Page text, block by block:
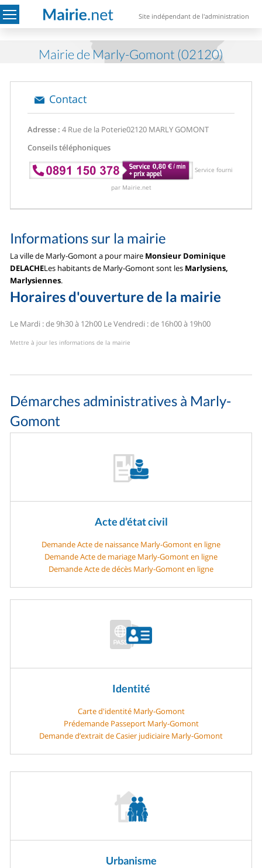
Site indépendant de l'administration
Mairie de Marly-Gomont (02120)
Contact
Adresse : 4 Rue de la Poterie02120 MARLY GOMONT
Conseils téléphoniques
Service fourni
par Mairie.net
Informations sur la mairie
La ville de Marly-Gomont a pour maire Monsieur Dominique
DELACHELes habitants de Marly-Gomont sont les Marlysiens,
Marlysiennes.
Horaires d'ouverture de la mairie
Le Mardi : de 9h30 à 12h00 Le Vendredi : de 16h00 à 19h00
Mettre à jour les informations de la mairie
Démarches administratives à Marly-
Gomont
Acte d’état civil
Demande Acte de naissance Marly-Gomont en ligne
Demande Acte de mariage Marly-Gomont en ligne
Demande Acte de décès Marly-Gomont en ligne
Identité
Carte d'identité Marly-Gomont
Prédemande Passeport Marly-Gomont
Demande d’extrait de Casier judiciaire Marly-Gomont
Urbanisme